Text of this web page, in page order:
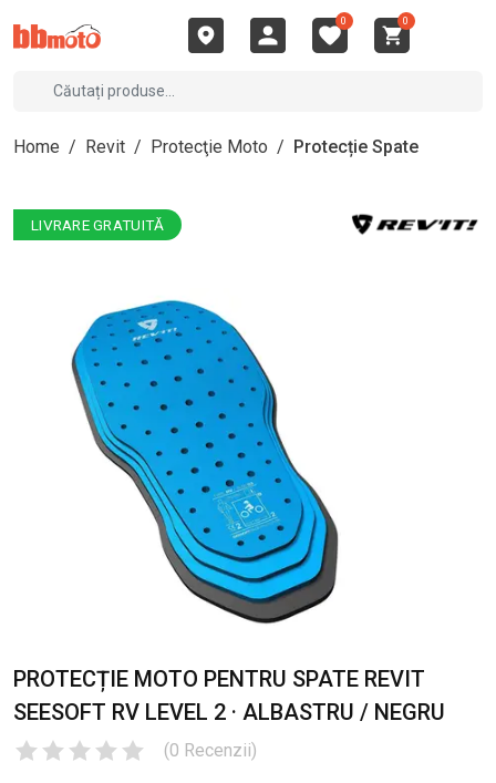
0 0
Home / Revit / Protecţie Moto / Protecție Spate
LIVRARE GRATUITĂ
PROTECȚIE MOTO PENTRU SPATE REVIT
SEESOFT RV LEVEL 2 · ALBASTRU / NEGRU
(0 Recenzii)